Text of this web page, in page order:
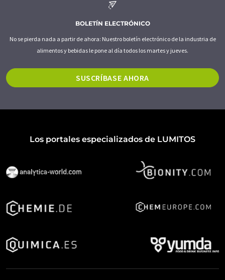
BOLETÍN ELECTRÓNICO
No se pierda nada a partir de ahora: Nuestro boletín electrónico de la industria de
alimentos y bebidas le pone al día todos los martes y jueves.
SUSCRÍBASE AHORA
Los portales especializados de LUMITOS